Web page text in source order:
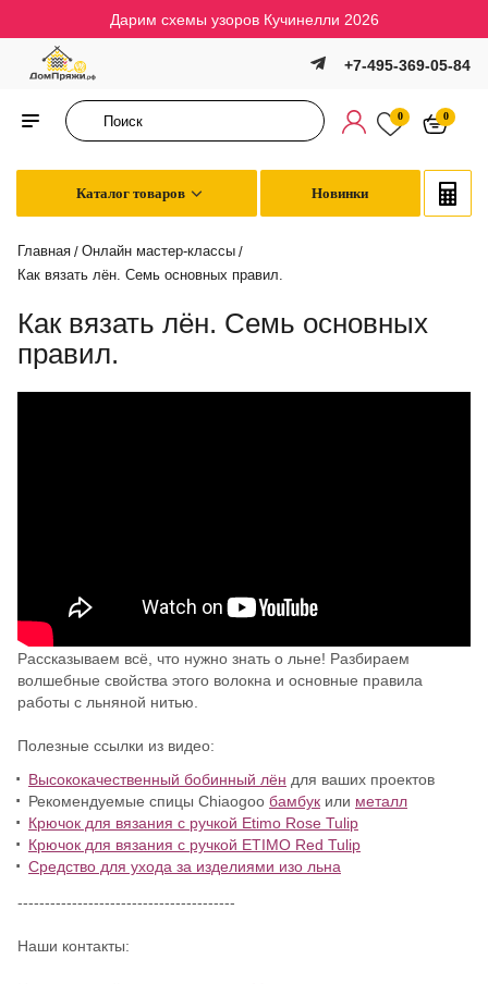
Дарим схемы узоров Кучинелли 2026
+7-495-369-05-84
0 0
Каталог товаров Новинки
Главная / Онлайн мастер-классы /
Как вязать лён. Семь основных правил.
Как вязать лён. Семь основных
правил.
Рассказываем всё, что нужно знать о льне! Разбираем
волшебные свойства этого волокна и основные правила
работы с льняной нитью.
Полезные ссылки из видео:
Высококачественный бобинный лён для ваших проектов
Рекомендуемые спицы Chiaogoo бамбук или металл
Крючок для вязания с ручкой Etimo Rose Tulip
Крючок для вязания с ручкой ETIMO Red Tulip
Средство для ухода за изделиями изо льна
----------------------------------------
Наши контакты: